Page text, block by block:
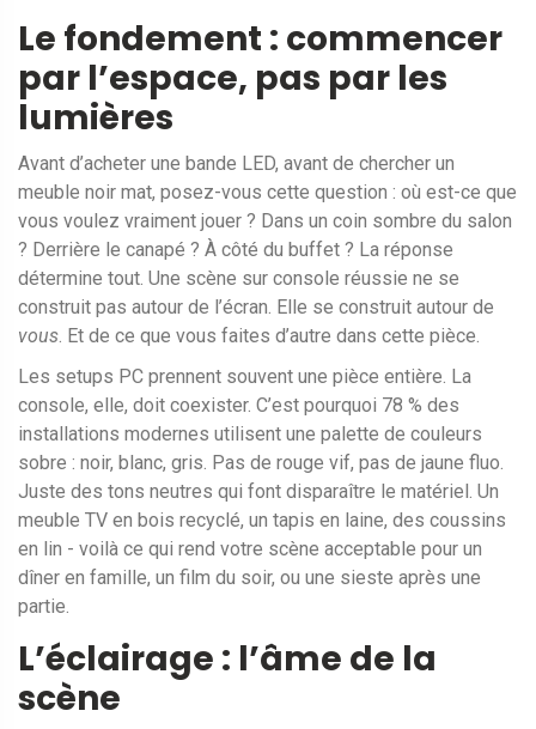
Le fondement : commencer
par l’espace, pas par les
lumières
Avant d’acheter une bande LED, avant de chercher un
meuble noir mat, posez-vous cette question : où est-ce que
vous voulez vraiment jouer ? Dans un coin sombre du salon
? Derrière le canapé ? À côté du buffet ? La réponse
détermine tout. Une scène sur console réussie ne se
construit pas autour de l’écran. Elle se construit autour de
vous. Et de ce que vous faites d’autre dans cette pièce.
Les setups PC prennent souvent une pièce entière. La
console, elle, doit coexister. C’est pourquoi 78 % des
installations modernes utilisent une palette de couleurs
sobre : noir, blanc, gris. Pas de rouge vif, pas de jaune fluo.
Juste des tons neutres qui font disparaître le matériel. Un
meuble TV en bois recyclé, un tapis en laine, des coussins
en lin - voilà ce qui rend votre scène acceptable pour un
dîner en famille, un film du soir, ou une sieste après une
partie.
L’éclairage : l’âme de la
scène